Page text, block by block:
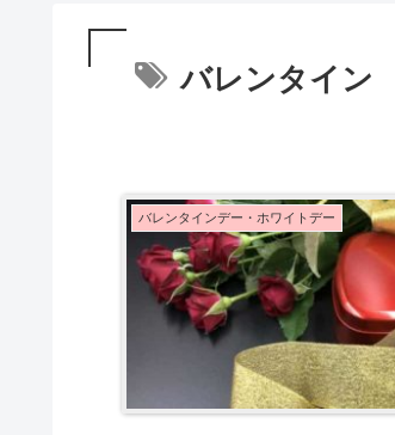
バレンタイン
バレンタインデー・ホワイトデー